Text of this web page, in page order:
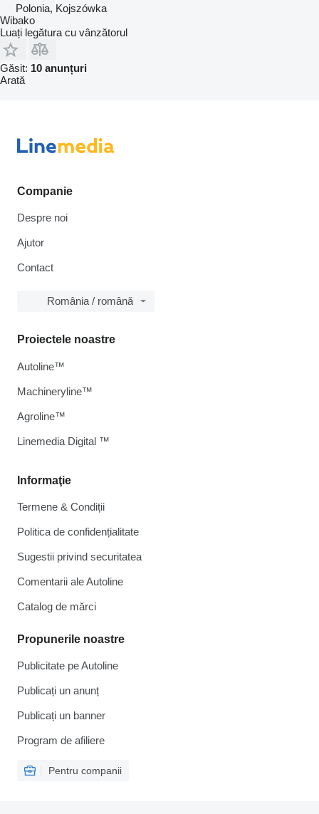
Polonia, Kojszówka
Wibako
Luați legătura cu vânzătorul
Găsit: 10 anunțuri
Arată
Companie
Despre noi
Ajutor
Contact
România / română
Informaţie
Termene & Condiții
Politica de confidențialitate
Sugestii privind securitatea
Comentarii ale Autoline
Catalog de mărcі
Propunerile noastre
Publicitate pe Autoline
Publicați un anunț
Publicați un banner
Program de afiliere
Pentru companii
Proiectele noastre
Autoline™
Machineryline™
Agroline™
Linemedia Digital ™